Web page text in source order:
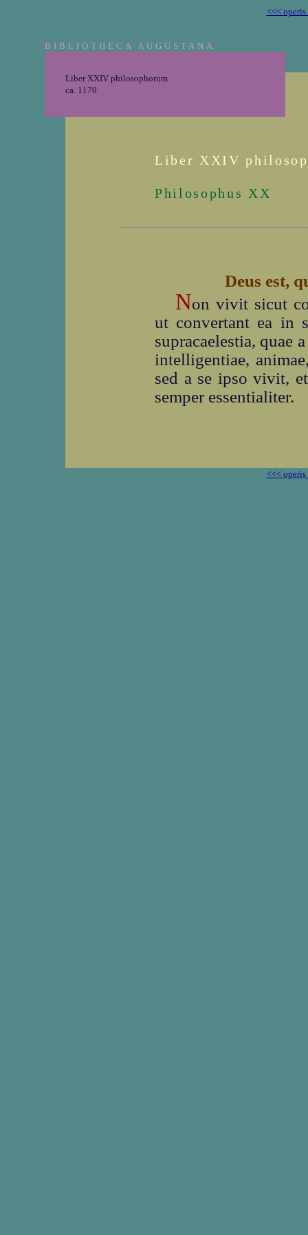
<<<
BIBLIOTHECA AUGUSTANA
Liber XXIV philosophorum
ca. 1170
Liber XXIV
Philosophus XX
Deus est,
Non vivit sicut
ut convertant ea in
supracaelestia, quae
intelligentiae,
sed a se ipso vivit,
semper essentialiter.
<<<